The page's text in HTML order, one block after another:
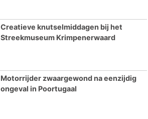
Creatieve knutselmiddagen bij het
Streekmuseum Krimpenerwaard
Motorrijder zwaargewond na eenzijdig
ongeval in Poortugaal